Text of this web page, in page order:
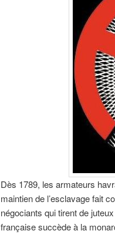
Dès 1789, les armateurs
maintien de l’esclavage fait
négociants qui tirent de
française succède à la